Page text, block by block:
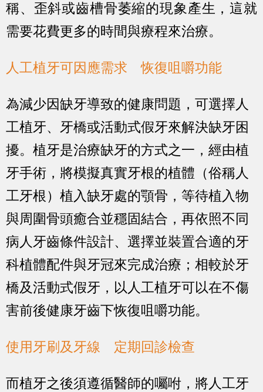
稱、歪斜或齒槽骨萎縮的現象產生，這就
需要花費更多的時間與療程來治療。
人工植牙可因應需求 恢復咀嚼功能
為減少因缺牙導致的健康問題，可選擇人
工植牙、牙橋或活動式假牙來解決缺牙困
擾。植牙是治療缺牙的方式之一，經由植
牙手術，將模擬真實牙根的植體（俗稱人
工牙根）植入缺牙處的顎骨，等待植入物
與周圍骨頭癒合並穩固結合，再依照不同
病人牙齒條件設計、選擇並裝置合適的牙
科植體配件與牙冠來完成治療；相較於牙
橋及活動式假牙，以人工植牙可以在不傷
害前後健康牙齒下恢復咀嚼功能。
使用牙刷及牙線 定期回診檢查
而植牙之後須遵循醫師的囑咐，將人工牙